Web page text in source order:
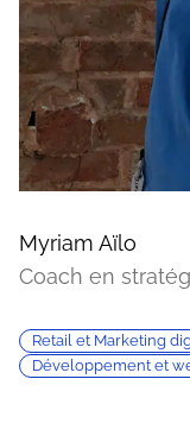
Myriam Aïlo
Coach en
Retail et Marketing
Développement et